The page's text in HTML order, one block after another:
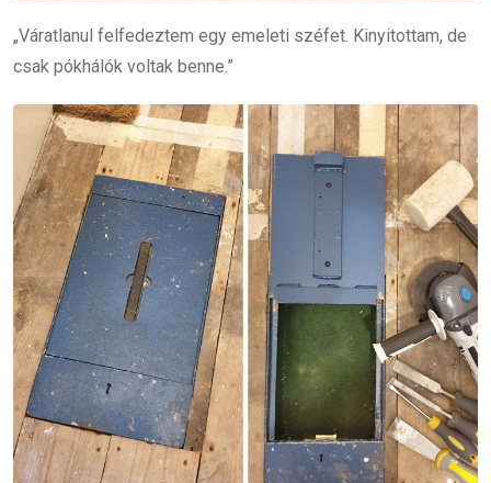
„Váratlanul felfedeztem egy emeleti széfet. Kinyitottam, de
csak pókhálók voltak benne.”